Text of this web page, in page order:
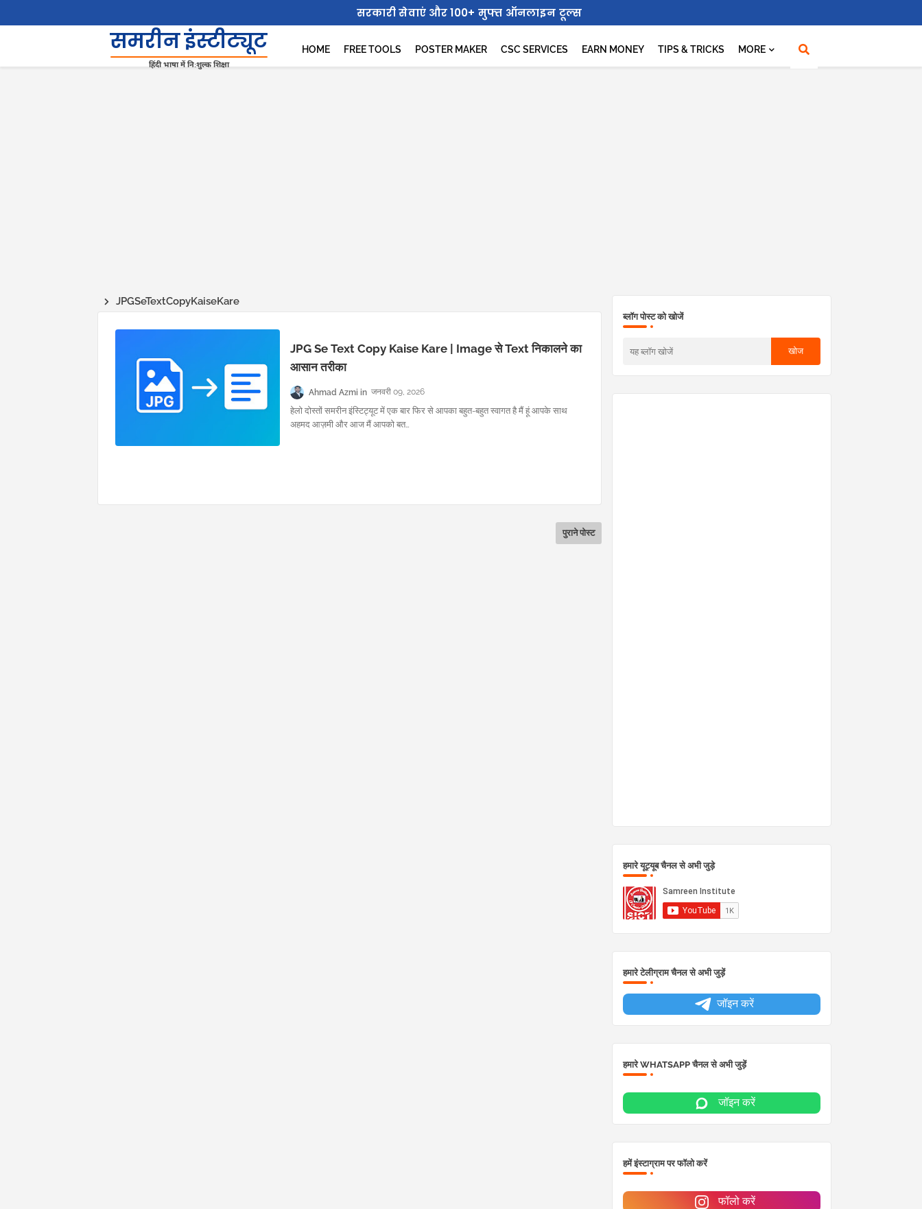
सरकारी सेवाएं और 100+ मुफ्त ऑनलाइन टूल्स
समरीन इंस्टीट्यूट
हिंदी भाषा में निःशुल्क शिक्षा
HOME FREE TOOLS POSTER MAKER CSC SERVICES EARN MONEY TIPS & TRICKS MORE
JPGSeTextCopyKaiseKare
JPG Se Text Copy Kaise Kare | Image से Text निकालने का
आसान तरीका
Ahmad Azmi जनवरी 09, 2026
हेलो दोस्तों समरीन इंस्टिट्यूट में एक बार फिर से आपका बहुत-बहुत स्वागत है मैं हूं आपके साथ
अहमद आज़मी और आज मैं आपको बत…
पुराने पोस्ट
ब्लॉग पोस्ट को खोजें
हमारे यूट्यूब चैनल से अभी जुड़े
हमारे टेलीग्राम चैनल से अभी जुड़ें
जॉइन करें
हमारे WHATSAPP चैनल से अभी जुड़ें
जॉइन करें
हमें इंस्टाग्राम पर फॉलो करें
फॉलो करें